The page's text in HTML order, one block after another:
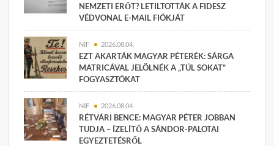
NEMZETI ERŐT? LETILTOTTÁK A FIDESZ
VÉDVONAL E-MAIL FIÓKJÁT
NIF 2026.08.04.
EZT AKARTÁK MAGYAR PÉTERÉK: SÁRGA
MATRICÁVAL JELÖLNÉK A „TÚL SOKAT”
FOGYASZTÓKAT
NIF 2026.08.04.
RÉTVÁRI BENCE: MAGYAR PÉTER JOBBAN
TUDJA – ÍZELÍTŐ A SÁNDOR-PALOTAI
EGYEZTETÉSRŐL